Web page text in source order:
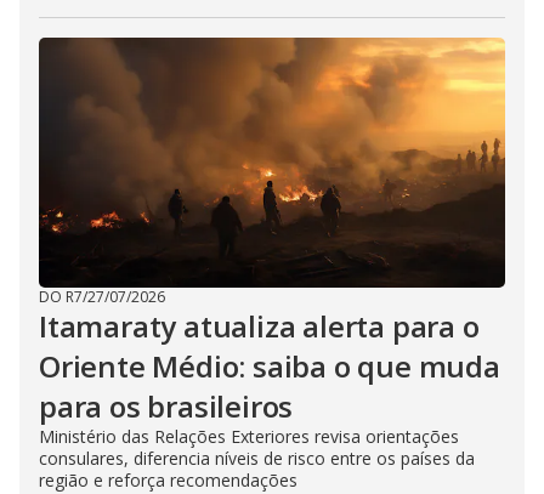
DO R7/27/07/2026
Itamaraty atualiza alerta para o
Oriente Médio: saiba o que muda
para os brasileiros
Ministério das Relações Exteriores revisa orientações
consulares, diferencia níveis de risco entre os países da
região e reforça recomendações